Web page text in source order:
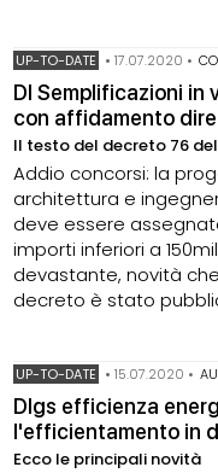
UP-TO-DATE •17.07.2020 •
Dl Semplificazioni in
con affidamento
Il testo del decreto 76
Addio concorsi: la
architettura e
deve essere
importi inferiori a
devastante, novità
decreto è stato
UP-TO-DATE •15.07.2020 •
Dlgs efficienza
l'efficientamento in
Ecco le principali novità